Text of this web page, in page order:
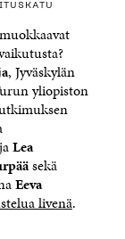
, Jyväskylän
yliopiston
Lea
sekä
Eeva
livenä.